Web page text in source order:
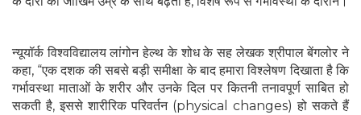
न्यूयॉर्क विश्वविद्यालय लांगोन हेल्थ के शोध के सह लेखक श्रीपाल बेंगलोर ने
कहा, “एक दशक की सबसे बड़ी समीक्षा के बाद हमारा विश्लेषण दिखाता है कि
गर्भावस्था माताओं के शरीर और उनके दिल पर कितनी तनावपूर्ण साबित हो
सकती है, इससे शारीरिक परिवर्तन (physical changes) हो सकते हैं